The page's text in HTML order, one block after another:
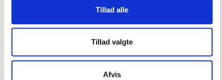
Tillad alle
Tillad valgte
Afvis